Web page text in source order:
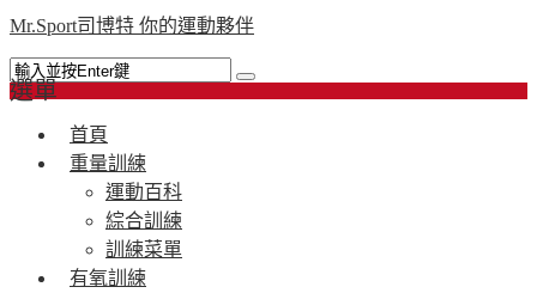
Mr.Sport司博特 你的運動夥伴
選單
首頁
重量訓練
運動百科
綜合訓練
訓練菜單
有氧訓練